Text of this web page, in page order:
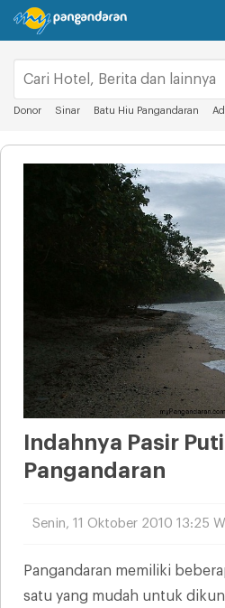
Donor Sinar Batu Hiu Pangandaran
Indahnya Pasir
Pangandaran
Senin, 11 Oktober 2010 13:25
Pangandaran memiliki
satu yang mudah untuk